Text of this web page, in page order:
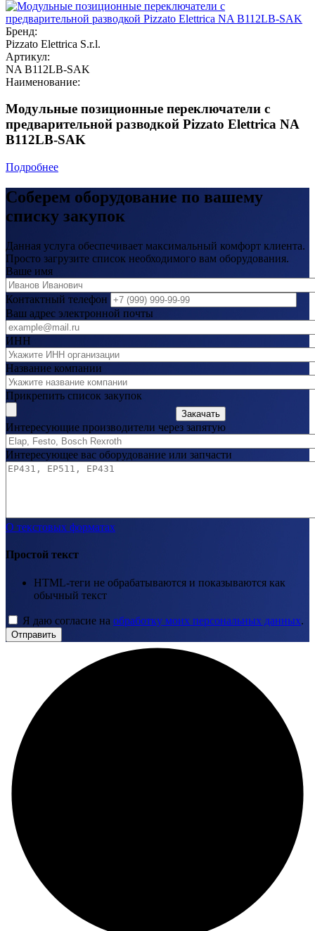
Бренд:
Pizzato Elettrica S.r.l.
Артикул:
NA B112LB-SAK
Наименование:
Модульные позиционные переключатели с
предварительной разводкой Pizzato Elettrica NA
B112LB-SAK
Подробнее
Соберем оборудование по вашему
списку закупок
Данная услуга обеспечивает максимальный комфорт клиента.
Просто загрузите список необходимого вам оборудования.
Ваше имя
Контактный телефон
Ваш адрес электронной почты
ИНН
Название компании
Прикрепить список закупок
Закачать
Интересующие производители через запятую
Интересующее вас оборудование или запчасти
О текстовых форматах
Простой текст
HTML-теги не обрабатываются и показываются как
обычный текст
Я даю согласие на обработку моих персональных данных.
Отправить